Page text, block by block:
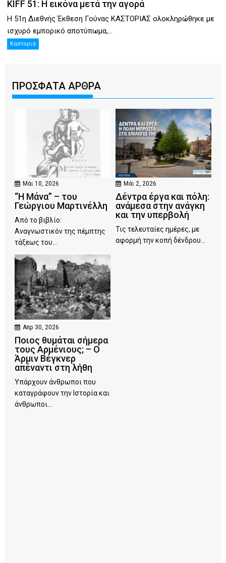
KIFF 51: Η εικόνα μετά την αγορά
Η 51η Διεθνής Έκθεση Γούνας ΚΑΣΤΟΡΙΑΣ ολοκληρώθηκε με
ισχυρό εμπορικό αποτύπωμα,...
Καστοριά
ΠΡΟΣΦΑΤΑ ΑΡΘΡΑ
Μάι 10, 2026
“Η Μάνα” – του
Γεώργιου Μαρτινέλλη
Από το βιβλίο:
Αναγνωστικόν της πέμπτης
τάξεως του...
Μάι 2, 2026
Δέντρα έργα και πόλη:
ανάμεσα στην ανάγκη
και την υπερβολή
Τις τελευταίες ημέρες, με
αφορμή την κοπή δένδρου...
Απρ 30, 2026
Ποιος θυμάται σήμερα
τους Αρμένιους; – Ο
Άρμιν Βέγκνερ
απέναντι στη λήθη
Υπάρχουν άνθρωποι που
καταγράφουν την Ιστορία και
άνθρωποι...